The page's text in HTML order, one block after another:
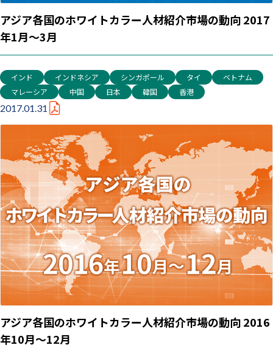
アジア各国のホワイトカラー人材紹介市場の動向 2017
年1月～3月
インド インドネシア シンガポール タイ
ベトナム
マレーシア
中国 日本 韓国 香港
2017.01.31
アジア各国のホワイトカラー人材紹介市場の動向 2016
年10月～12月